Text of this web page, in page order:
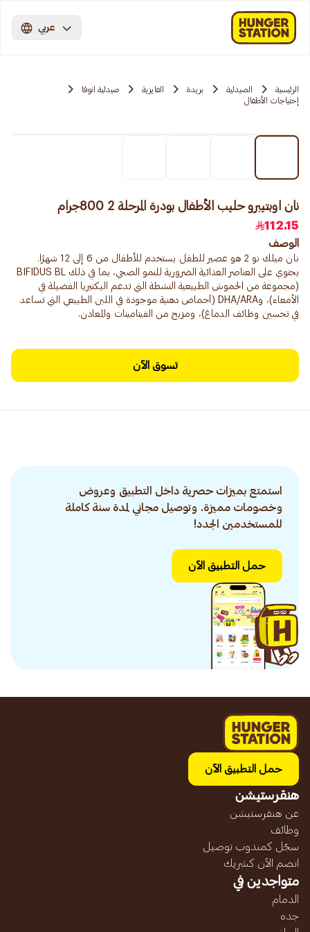
عربي
الرئيسية الصيدلية بريدة الفايزية
صيدلية انوفا
إحتياجات الأطفال
نان اوبتيبرو حليب الأطفال بودرة المرحلة 2 800جرام
112.15
الوصف
نان ميلك نو 2 هو عصير للطفل يستخدم للأطفال من 6 إلى 12 شهرًا.
يحتوي على العناصر الغذائية الضرورية للنمو الصحي، بما في ذلك BIFIDUS BL
(مجموعة من الخموش الطبيعية النشطة التي تدعم البكتيريا الفضيلة في
الأمعاء)، وDHA/ARA (أحماض دهنية موجودة في اللبن الطبيعي التي تساعد
في تحسين وظائف الدماغ)، ومزيج من الفيتامينات والمعادن.
تسوق الآن
استمتع بميزات حصرية داخل التطبيق وعروض
وخصومات مميزة. وتوصيل مجاني لمدة سنة كاملة
للمستخدمين الجدد!
حمل التطبيق الآن
حمل التطبيق الآن
هنقرستيشن
عن هنقرستيشن
وظائف
سجّل كمندوب توصيل
انضم الآن كشريك
متواجدين في
الدمام
جده